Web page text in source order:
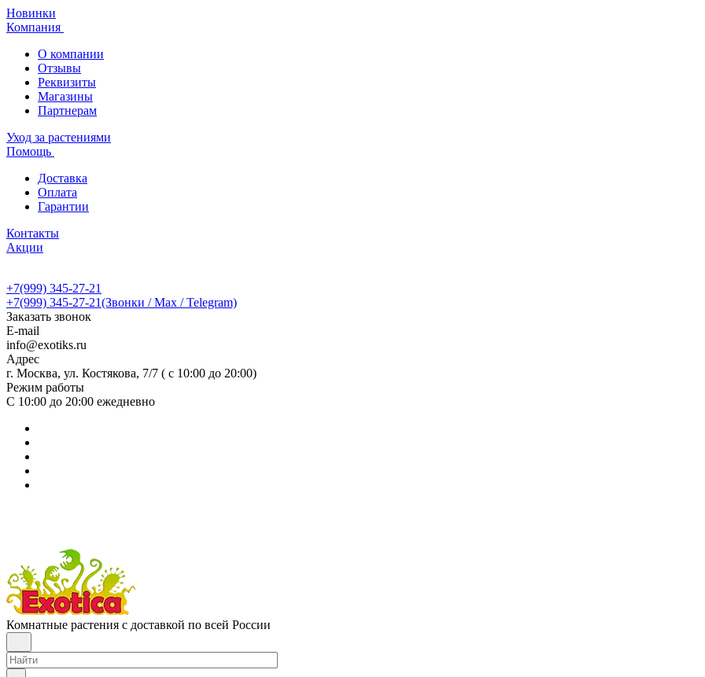
Новинки
Компания
О компании
Отзывы
Реквизиты
Магазины
Партнерам
Уход за растениями
Помощь
Доставка
Оплата
Гарантии
Контакты
Акции
+7(999) 345-27-21
+7(999) 345-27-21(Звонки / Max / Telegram)
Заказать звонок
E-mail
info@exotiks.ru
Адрес
г. Москва, ул. Костякова, 7/7 ( с 10:00 до 20:00)
Режим работы
С 10:00 до 20:00 ежедневно
Комнатные растения с доставкой по всей России